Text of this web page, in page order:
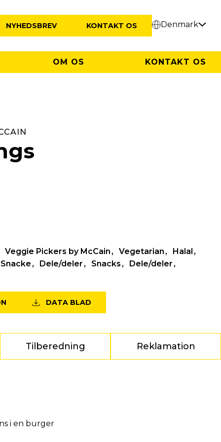
NYHEDSBREV KONTAKT OS Denmark
OM OS KONTAKT OS
Veggie Pickers by McCain Vegetarian
Halal
Snacke
Dele/deler Snacks Dele/deler
DATA BLAD
Tilberedning Reklamation
i en burger